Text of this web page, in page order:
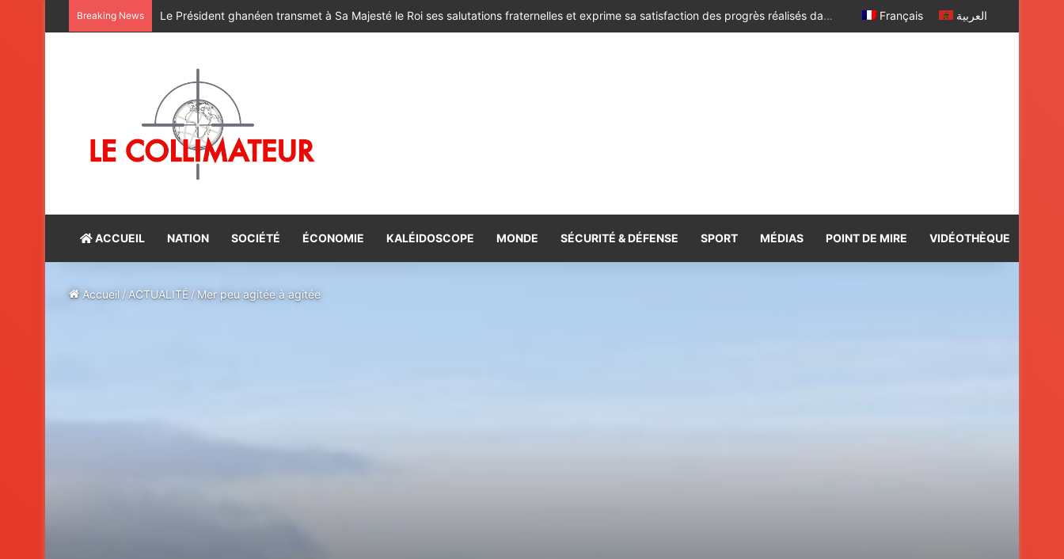
Breaking News Le renforcement de la coopération économique et d’investissement au menu des discussions des ministres des Affaires étrangères du Maroc et du Ghana Français العربية
ACCUEIL NATION SOCIÉTÉ ÉCONOMIE KALÉIDOSCOPE MONDE SÉCURITÉ & DÉFENSE SPORT MÉDIAS POINT DE MIRE VIDÉOTHÈQUE
Accueil / ACTUALITÉ /Mer peu agitée à agitée